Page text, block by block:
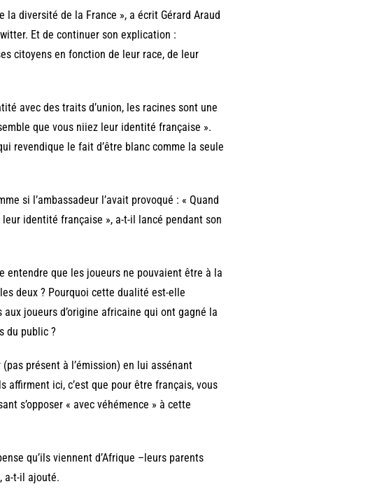
diversité de la France », a écrit Gérard Araud
Et de continuer son explication :
citoyens en fonction de leur race, de leur
avec des traits d’union, les racines sont une
que vous niiez leur identité française ».
revendique le fait d’être blanc comme la seule
si l’ambassadeur l’avait provoqué : « Quand
identité française », a-t-il lancé pendant son
entendre que les joueurs ne pouvaient être à la
deux ? Pourquoi cette dualité est-elle
joueurs d’origine africaine qui ont gagné la
du public ?
présent à l’émission) en lui assénant
affirment ici, c’est que pour être français, vous
s’opposer « avec véhémence » à cette
qu’ils viennent d’Afrique –leurs parents
a-t-il ajouté.